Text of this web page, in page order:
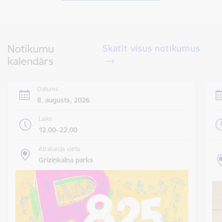
Notikumu
kalendārs
Skatīt visus notikumus
Datums
8. augusts, 2026
Laiks
12.00–22.00
Atrašanās vieta
Grīziņkalna parks